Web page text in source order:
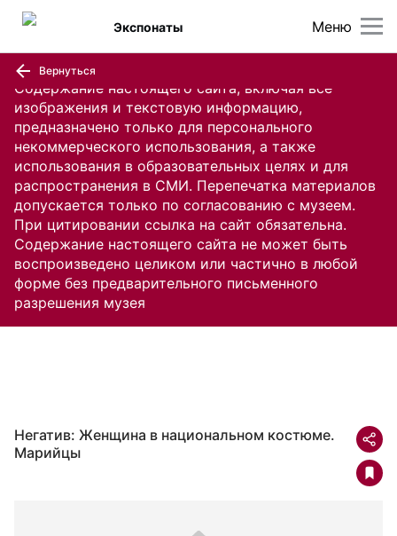
Содержание настоящего сайта, включая все
изображения и текстовую информацию,
предназначено только для персонального
некоммерческого использования, а также
использования в образовательных целях и для
распространения в СМИ. Перепечатка материалов
допускается только по согласованию с музеем.
При цитировании ссылка на сайт обязательна.
Содержание настоящего сайта не может быть
воспроизведено целиком или частично в любой
форме без предварительного письменного
разрешения музея
Меню
Экспонаты
Вернуться
Негатив: Женщина в национальном костюме.
Марийцы